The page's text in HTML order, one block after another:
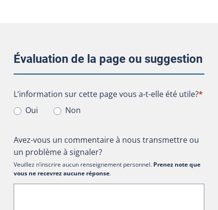
Évaluation de la page ou suggestion
L’information sur cette page vous a-t-elle été utile?
L’information sur cette page vous a-t-elle été utile?*
Oui
Non
Avez-vous un commentaire à nous transmettre ou
un problème à signaler?
Veuillez n’inscrire aucun renseignement personnel. Prenez note que
vous ne recevrez aucune réponse.